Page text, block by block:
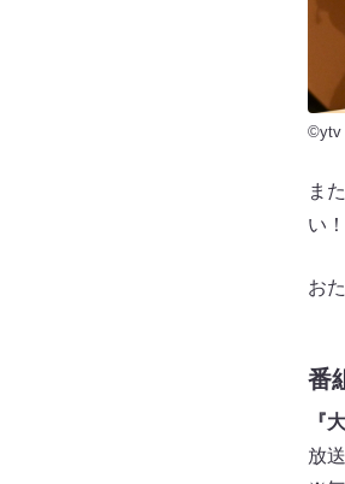
©ytv
ま
い
お
番
『
放